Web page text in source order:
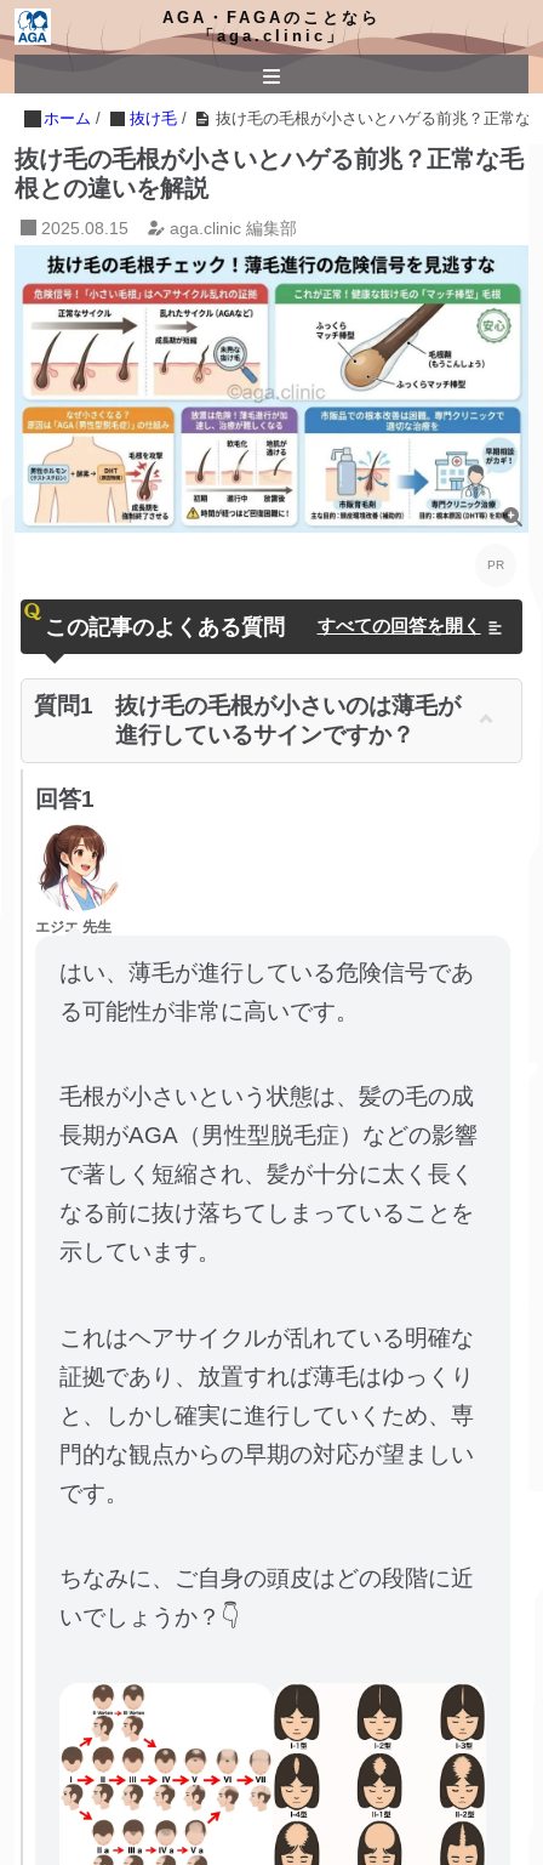
AGA・FAGAのことなら
「aga.clinic」
ホーム / 抜け毛 / 抜け毛の毛根が小さいとハゲる前兆？正常な
抜け毛の毛根が小さいとハゲる前兆？正常な毛
根との違いを解説
2025.08.15 aga.clinic 編集部
この記事のよくある質問 すべての回答を開く
質問1
抜け毛の毛根が小さいのは薄毛が
進行しているサインですか？
回答1
エジエ 先生
はい、薄毛が進行している危険信号であ
る可能性が非常に高いです。
毛根が小さいという状態は、髪の毛の成
長期がAGA（男性型脱毛症）などの影響
で著しく短縮され、髪が十分に太く長く
なる前に抜け落ちてしまっていることを
示しています。
これはヘアサイクルが乱れている明確な
証拠であり、放置すれば薄毛はゆっくり
と、しかし確実に進行していくため、専
門的な観点からの早期の対応が望ましい
です。
ちなみに、ご自身の頭皮はどの段階に近
いでしょうか？👇